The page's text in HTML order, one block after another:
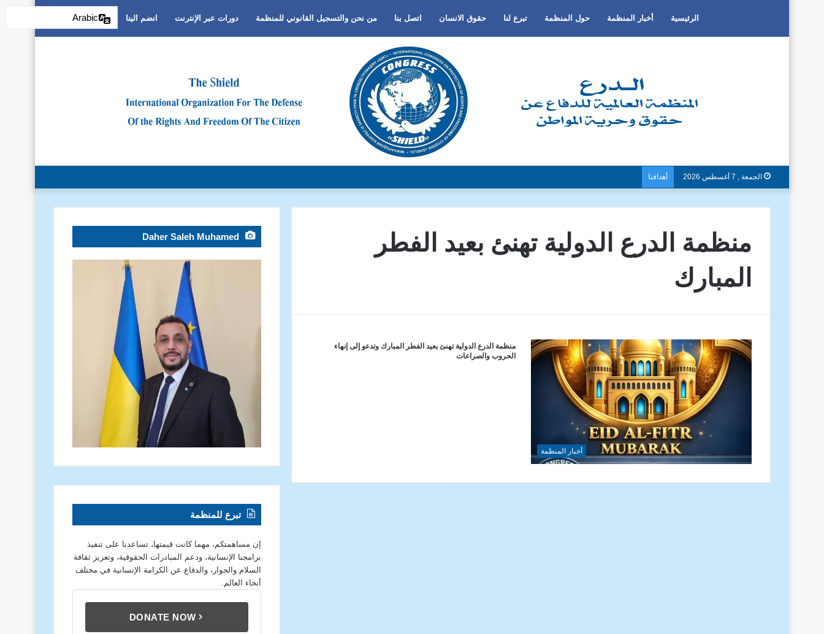
الرئيسية أخبار المنظمة حول المنظمة تبرع لنا حقوق الانسان اتصل بنا من نحن والتسجيل القانوني للمنظمة دورات عبر الإنترنت انضم الينا
الجمعة , 7 أغسطس 2026 أهدافنا
منظمة الدرع الدولية تهنئ بعيد الفطر
المبارك
أخبار المنظمة
منظمة الدرع الدولية تهنئ بعيد الفطر المبارك وتدعو إلى إنهاء
الحروب والصراعات
Daher Saleh Muhamed
تبرع للمنظمة
إن مساهمتكم، مهما كانت قيمتها، تساعدنا على تنفيذ
برامجنا الإنسانية، ودعم المبادرات الحقوقية، وتعزيز ثقافة
السلام والحوار، والدفاع عن الكرامة الإنسانية في مختلف
أنحاء العالم.
DONATE NOW
Arabic